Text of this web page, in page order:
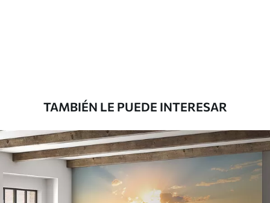
Vinilo Premium
199833.33119900.00$/m²
TAMBIÉN LE PUEDE INTERESAR